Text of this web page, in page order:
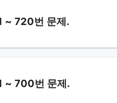
~ 720번 문제.
~ 700번 문제.